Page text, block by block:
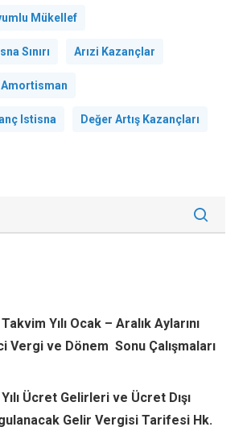
Mükellef
Sınırı Arızi Kazançlar
Istisna Değer Artış Kazançları
Yılı Ocak – Aralık Aylarını
Vergi ve Dönem Sonu Çalışmaları
Ücret Gelirleri ve Ücret Dışı
Gelir Vergisi Tarifesi Hk.